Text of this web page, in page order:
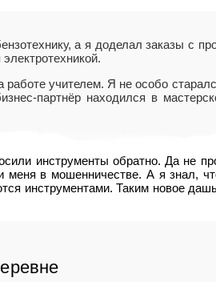
а я доделал заказы с
учителем. Я не особо
партнёр находился в
инструменты обратно. Да не
меня в мошенничестве. А я знал,
инструментами. Таким новое